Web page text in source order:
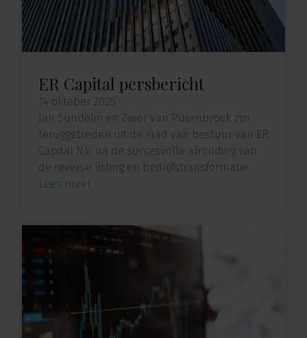
ER Capital persbericht
14 oktober 2025
Jan Sundelin en Zwier van Puijenbroek zijn
teruggetreden uit de raad van bestuur van ER
Capital N.V. na de succesvolle afronding van
de reverse listing en bedrijfstransformatie.
Lees meer